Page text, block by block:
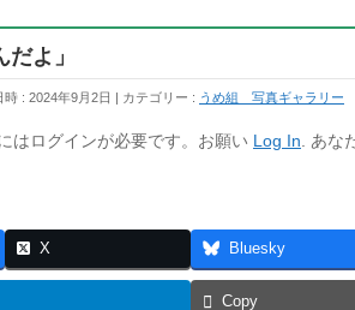
よ」
時 : 2024年9月2日 カテゴリー : うめ組 写真ギャラリー
はログインが必要です。お願い Log In . あな
X Bluesky
Copy